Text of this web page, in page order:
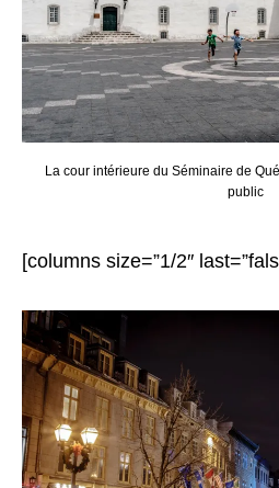
La cour intérieure du Séminaire de
public
[columns size=”1/2″